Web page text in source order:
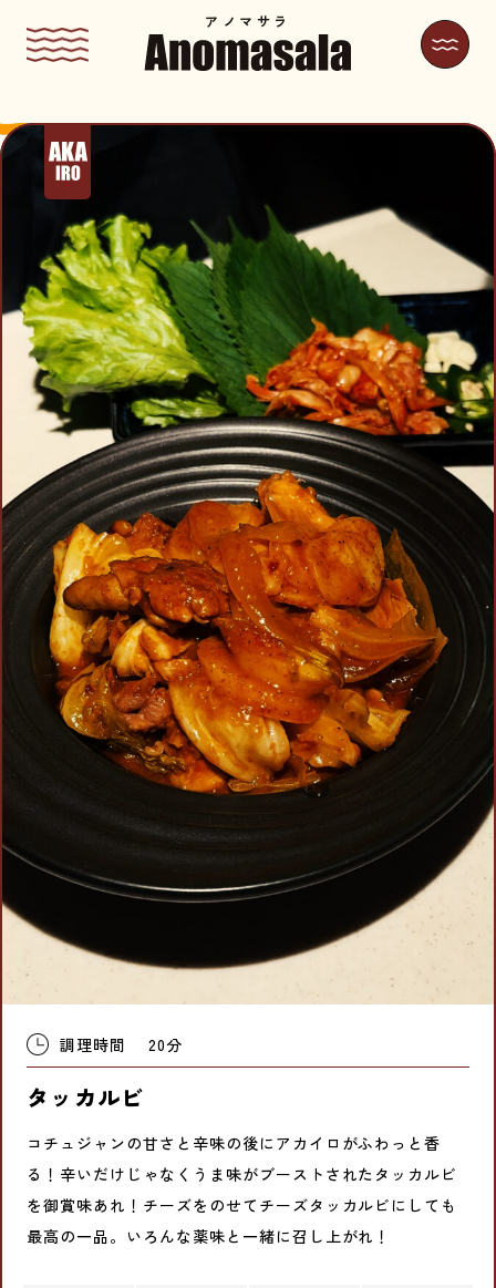
アノマサラ
調理時間 20分
タッカルビ
コチュジャンの甘さと辛味の後にアカイロがふわっと香
る！辛いだけじゃなくうま味がブーストされたタッカルビ
を御賞味あれ！チーズをのせてチーズタッカルビにしても
最高の一品。いろんな薬味と一緒に召し上がれ！